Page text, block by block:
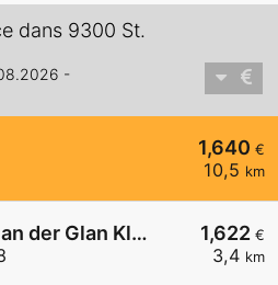
dans 9300 St.
-
1,640 €
10,5 km
1,622 €
3,4 km
AVANTI - Sankt Veit an der Glan Klagenfurter Straße 78